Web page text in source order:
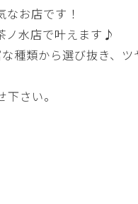
お店です！
ノ水店で叶えます♪
種類から選び抜き、
さい。